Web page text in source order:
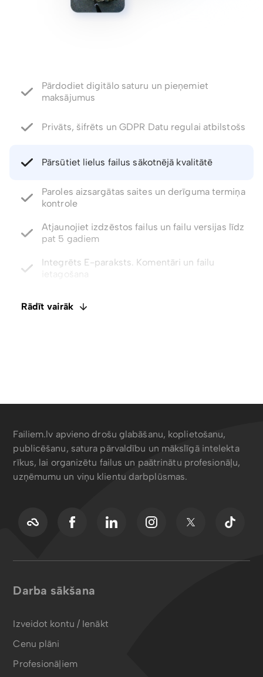
Rādīt vairāk
Privāts, šifrēts un GDPR Datu regulai atbilstošs
Pārsūtiet lielus failus sākotnējā kvalitātē
Paroles aizsargātas saites un derīguma termiņa
Atjaunojiet izdzēstos failus un failu versijas līdz
pat 5 gadiem
Integrēts E-paraksts. Komentāri un failu
ietagošana
Atspējot lejupielādes ar tikai skatīšanas piekļuvi
Meklēt saturu, metadatus, tagus un EXIF ​​datus
Failiem.lv apvieno drošu glabāšanu, koplietošanu,
publicēšanu, satura pārvaldību un mākslīgā intelekta
rīkus, lai organizētu failus un paātrinātu profesionāļu,
uzņēmumu un viņu klientu darbplūsmas.
Darba sākšana
Izveidot kontu / Ienākt
Cenu plāni
Profesionāļiem